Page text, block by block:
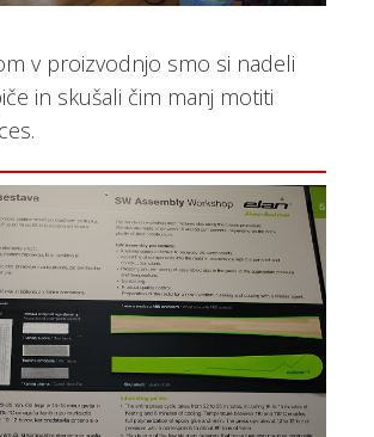
v proizvodnjo smo si nadeli
in skušali čim manj motiti